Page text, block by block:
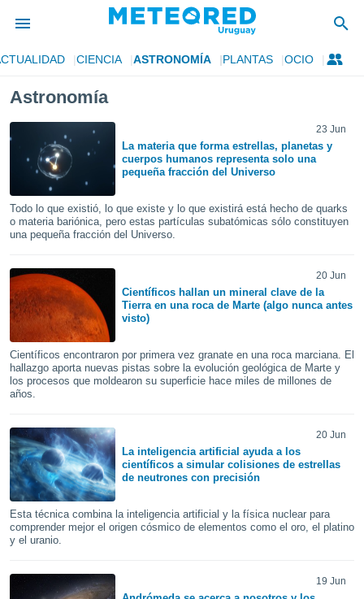
de
para
se
calidad.
a este
las
y
forma
digital
basada
seguir
contenido
coste.
botón
a la
todas
ya sean
ACEPTAR
CONTINUAR
CONFIGURACIÓN
CIENCIA ASTRONOMÍA PLANTAS OCIO
Astronomía
23 Jun
La materia que forma estrellas, planetas y
cuerpos humanos representa solo una
pequeña fracción del Universo
Todo lo que existió, lo que existe y lo que existirá está hecho de quarks
o materia bariónica, pero estas partículas subatómicas sólo constituyen
una pequeña fracción del Universo.
20 Jun
Científicos hallan un mineral clave de la
Tierra en una roca de Marte (algo nunca antes
visto)
Científicos encontraron por primera vez granate en una roca marciana. El
hallazgo aporta nuevas pistas sobre la evolución geológica de Marte y
los procesos que moldearon su superficie hace miles de millones de
años.
20 Jun
La inteligencia artificial ayuda a los
científicos a simular colisiones de estrellas
de neutrones con precisión
Esta técnica combina la inteligencia artificial y la física nuclear para
comprender mejor el origen cósmico de elementos como el oro, el platino
y el uranio.
19 Jun